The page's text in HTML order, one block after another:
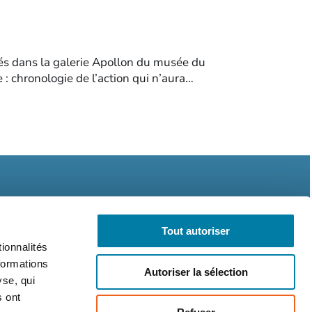
qui
ont
Tout autoriser
Autoriser la sélection
dans la galerie Apollon du musée du
chronologie de l’action qui n’aura…